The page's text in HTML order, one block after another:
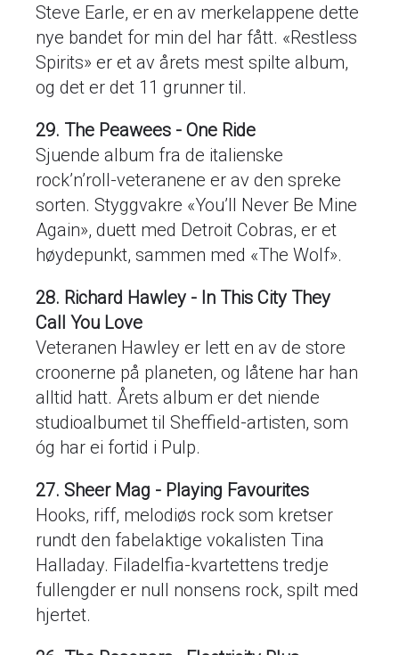
Steve Earle, er en av merkelappene dette
nye bandet for min del har fått. «Restless
Spirits» er et av årets mest spilte album,
og det er det 11 grunner til.
29. The Peawees - One Ride
Sjuende album fra de italienske
rock’n’roll-veteranene er av den spreke
sorten. Styggvakre «You’ll Never Be Mine
Again», duett med Detroit Cobras, er et
høydepunkt, sammen med «The Wolf».
28. Richard Hawley - In This City They
Call You Love
Veteranen Hawley er lett en av de store
croonerne på planeten, og låtene har han
alltid hatt. Årets album er det niende
studioalbumet til Sheffield-artisten, som
óg har ei fortid i Pulp.
27. Sheer Mag - Playing Favourites
Hooks, riff, melodiøs rock som kretser
rundt den fabelaktige vokalisten Tina
Halladay. Filadelfia-kvartettens tredje
fullengder er null nonsens rock, spilt med
hjertet.